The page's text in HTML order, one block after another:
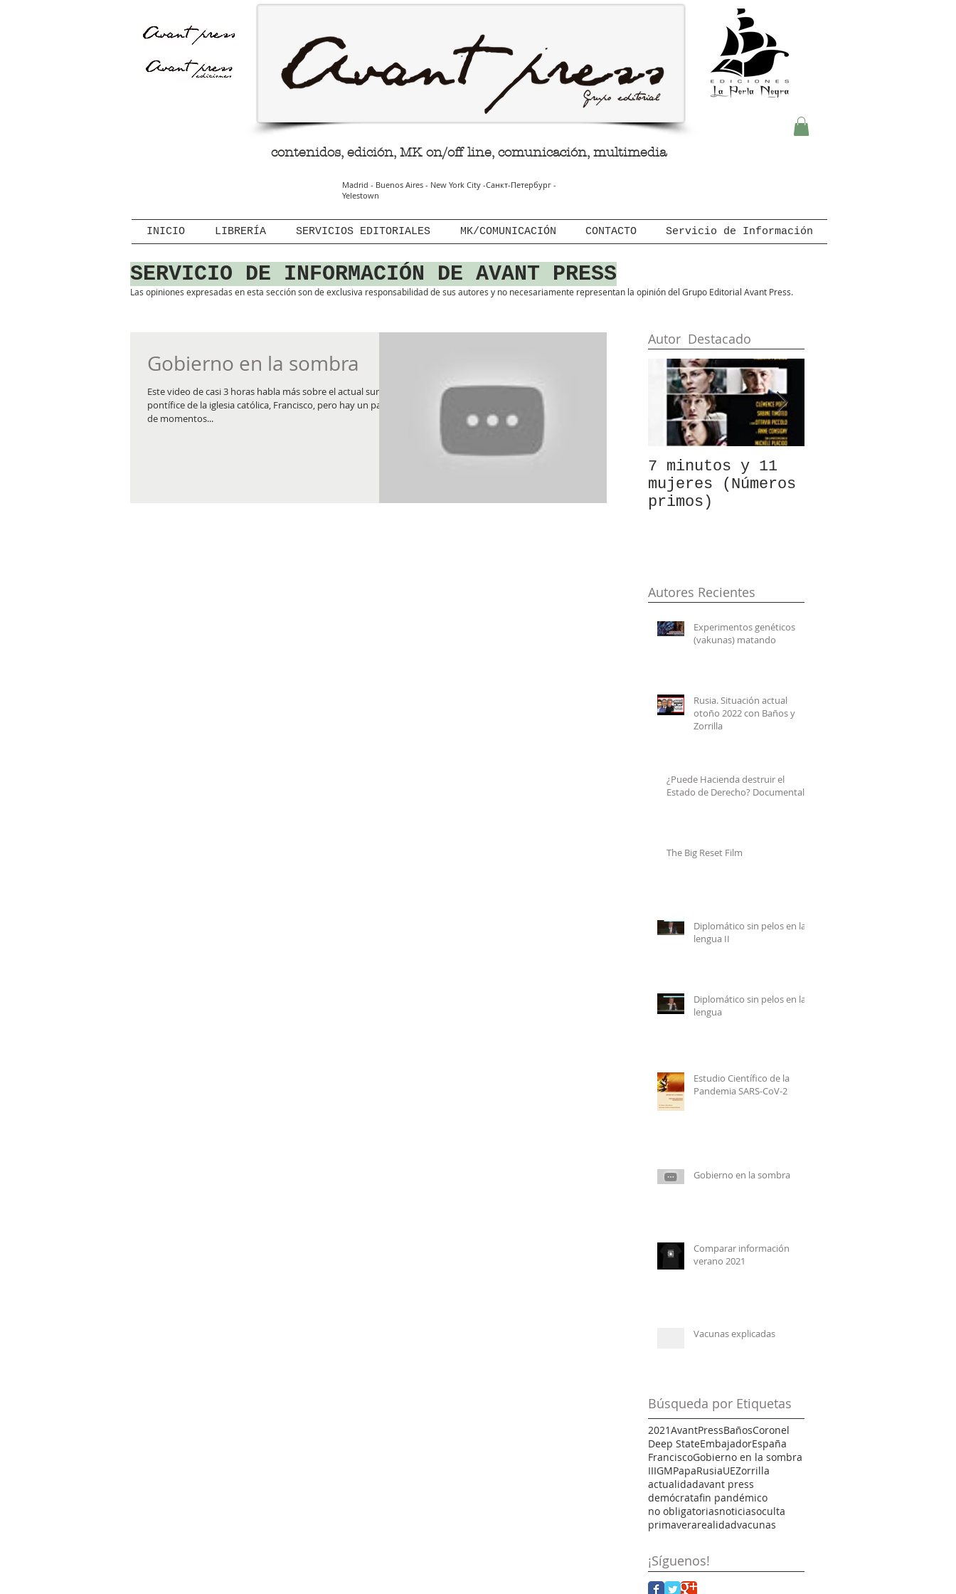
Avant Press
GRUPO EDITORIALAvant Press
contenidos, edición, MK on/off line, comunicación, multimedia
Madrid - Buenos Aires - New York City -Санкт-Петербург -
Yelestown
INICIO LIBRERÍA SERVICIOS EDITORIALES MK/COMUNICACIÓN CONTACTO Servicio de Información
SERVICIO DE INFORMACIÓN DE AVANT PRESS
Las opiniones expresadas en esta sección son de exclusiva responsabilidad de sus autores y no necesariamente representan la opinión del Grupo Editorial Avant Press.
Gobierno en la sombra
Este video de casi 3 horas habla más sobre el actual sumo
pontífice de la iglesia católica, Francisco, pero hay un par
de momentos...
Autor Destacado
7 minutos y 11
mujeres (Números
primos)
Autores Recientes
Experimentos genéticos
(vakunas) matando
Rusia. Situación actual
otoño 2022 con Baños y
Zorrilla
¿Puede Hacienda destruir el
Estado de Derecho? Documental
The Big Reset Film
Diplomático sin pelos en la
lengua II
Diplomático sin pelos en la
lengua
Estudio Científico de la
Pandemia SARS-CoV-2
Gobierno en la sombra
Comparar información
verano 2021
Vacunas explicadas
Búsqueda por Etiquetas
2021AvantPressBañosCoronel
Deep StateEmbajadorEspaña
FranciscoGobierno en la sombra
IIIGMPapaRusiaUEZorrilla
actualidadavant press
demócratafin pandémico
no obligatoriasnoticiasoculta
primaverarealidadvacunas
¡Síguenos!